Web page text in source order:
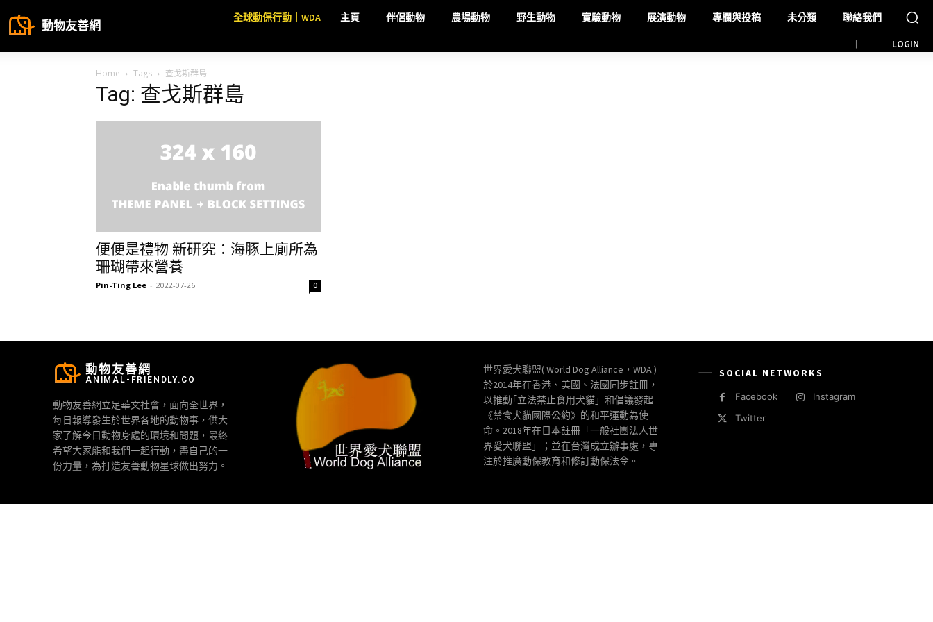
動物友善網
全球動保行動｜WDA 主頁 伴侶動物 農場動物 野生動物 實驗動物 展演動物 專欄與投稿 未分類 聯絡我們
LOGIN
Home Tags 查戈斯群島
Tag: 查戈斯群島
便便是禮物 新研究：海豚上廁所為
珊瑚帶來營養
Pin-Ting Lee - 2022-07-26 0
動物友善網
ANIMAL-FRIENDLY.CO
動物友善網立足華文社會，面向全世界，
每日報導發生於世界各地的動物事，供大
家了解今日動物身處的環境和問題，最終
希望大家能和我們一起行動，盡自己的一
份力量，為打造友善動物星球做出努力。
世界愛犬聯盟( World Dog Alliance，WDA )
於2014年在香港、美國、法國同步註冊，
以推動｢立法禁止食用犬貓」和倡議發起
《禁食犬貓國際公約》的和平運動為使
命。2018年在日本註冊「一般社團法人世
界愛犬聯盟」；並在台灣成立辦事處，專
注於推廣動保教育和修訂動保法令。
SOCIAL NETWORKS
Facebook
Instagram
Twitter